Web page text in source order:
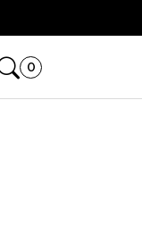
Open mini cart,
0